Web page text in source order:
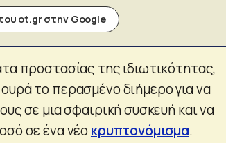
ot.gr στην Google
προστασίας της ιδιωτικότητας,
το περασμένο διήμερο για να
σε μια σφαιρική συσκευή και να
σε ένα νέοκρυπτονόμισμα.